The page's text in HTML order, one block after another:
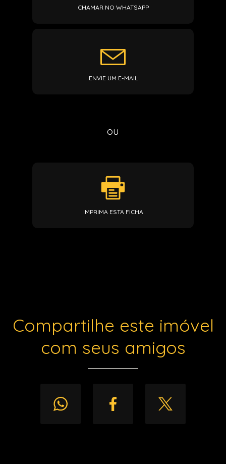
CHAMAR NO WHATSAPP
ENVIE UM E-MAIL
ou
IMPRIMA ESTA FICHA
Compartilhe este imóvel
com seus amigos